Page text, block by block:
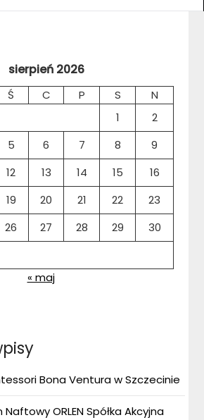
sierpień 2026
Ś C P S
N
1
2
5 6 7 8
9
12 13 14 15
16
19 20 21 22
23
26 27 28 29
30
« maj
Bona Ventura w Szczecinie
Naftowy ORLEN Spółka Akcyjna